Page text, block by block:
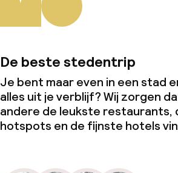
De beste stedentrip
Je bent maar even in een stad
alles uit je verblijf? Wij zorgen
andere de leukste restaurants,
hotspots en de fijnste hotels